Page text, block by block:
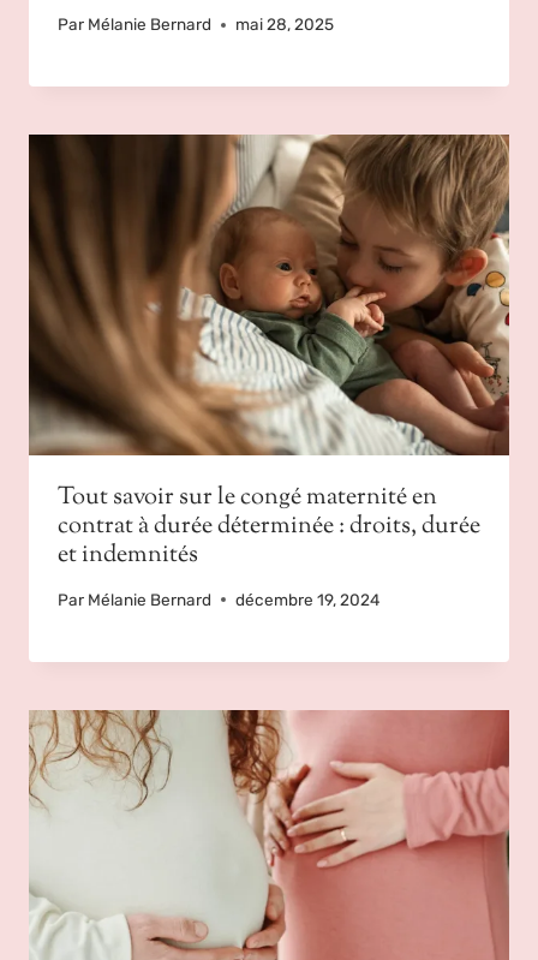
Par Mélanie Bernard mai 28, 2025
Tout savoir sur le congé maternité en
contrat à durée déterminée : droits, durée
et indemnités
Par Mélanie Bernard décembre 19, 2024